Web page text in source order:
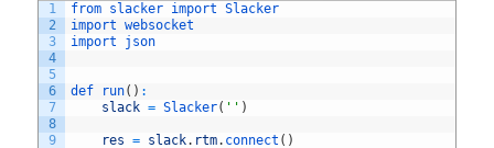
1
2
3
4
5
6
7
8
9
from slacker import Slacker
import websocket
import json
def run( ) :
slack = Slacker( '' )
res = slack. rtm. connect ( )